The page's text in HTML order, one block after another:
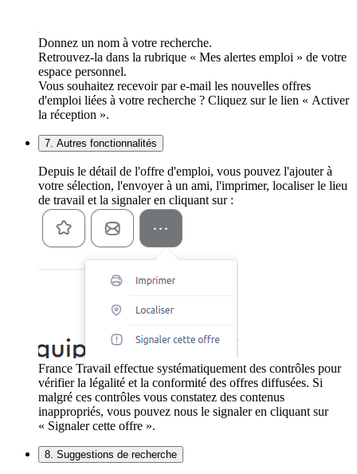
Donnez un nom à votre recherche.
Retrouvez-la dans la rubrique « Mes alertes emploi » de votre
espace personnel.
Vous souhaitez recevoir par e-mail les nouvelles offres
d'emploi liées à votre recherche ? Cliquez sur le lien « Activer
la réception ».
7. Autres fonctionnalités
Depuis le détail de l'offre d'emploi, vous pouvez l'ajouter à
votre sélection, l'envoyer à un ami, l'imprimer, localiser le lieu
de travail et la signaler en cliquant sur :
France Travail effectue systématiquement des contrôles pour
vérifier la légalité et la conformité des offres diffusées. Si
malgré ces contrôles vous constatez des contenus
inappropriés, vous pouvez nous le signaler en cliquant sur
« Signaler cette offre ».
8. Suggestions de recherche